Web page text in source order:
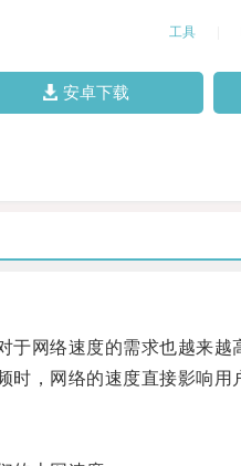
工具
安卓下载
网络速度的需求也越来越
，网络的速度直接影响用